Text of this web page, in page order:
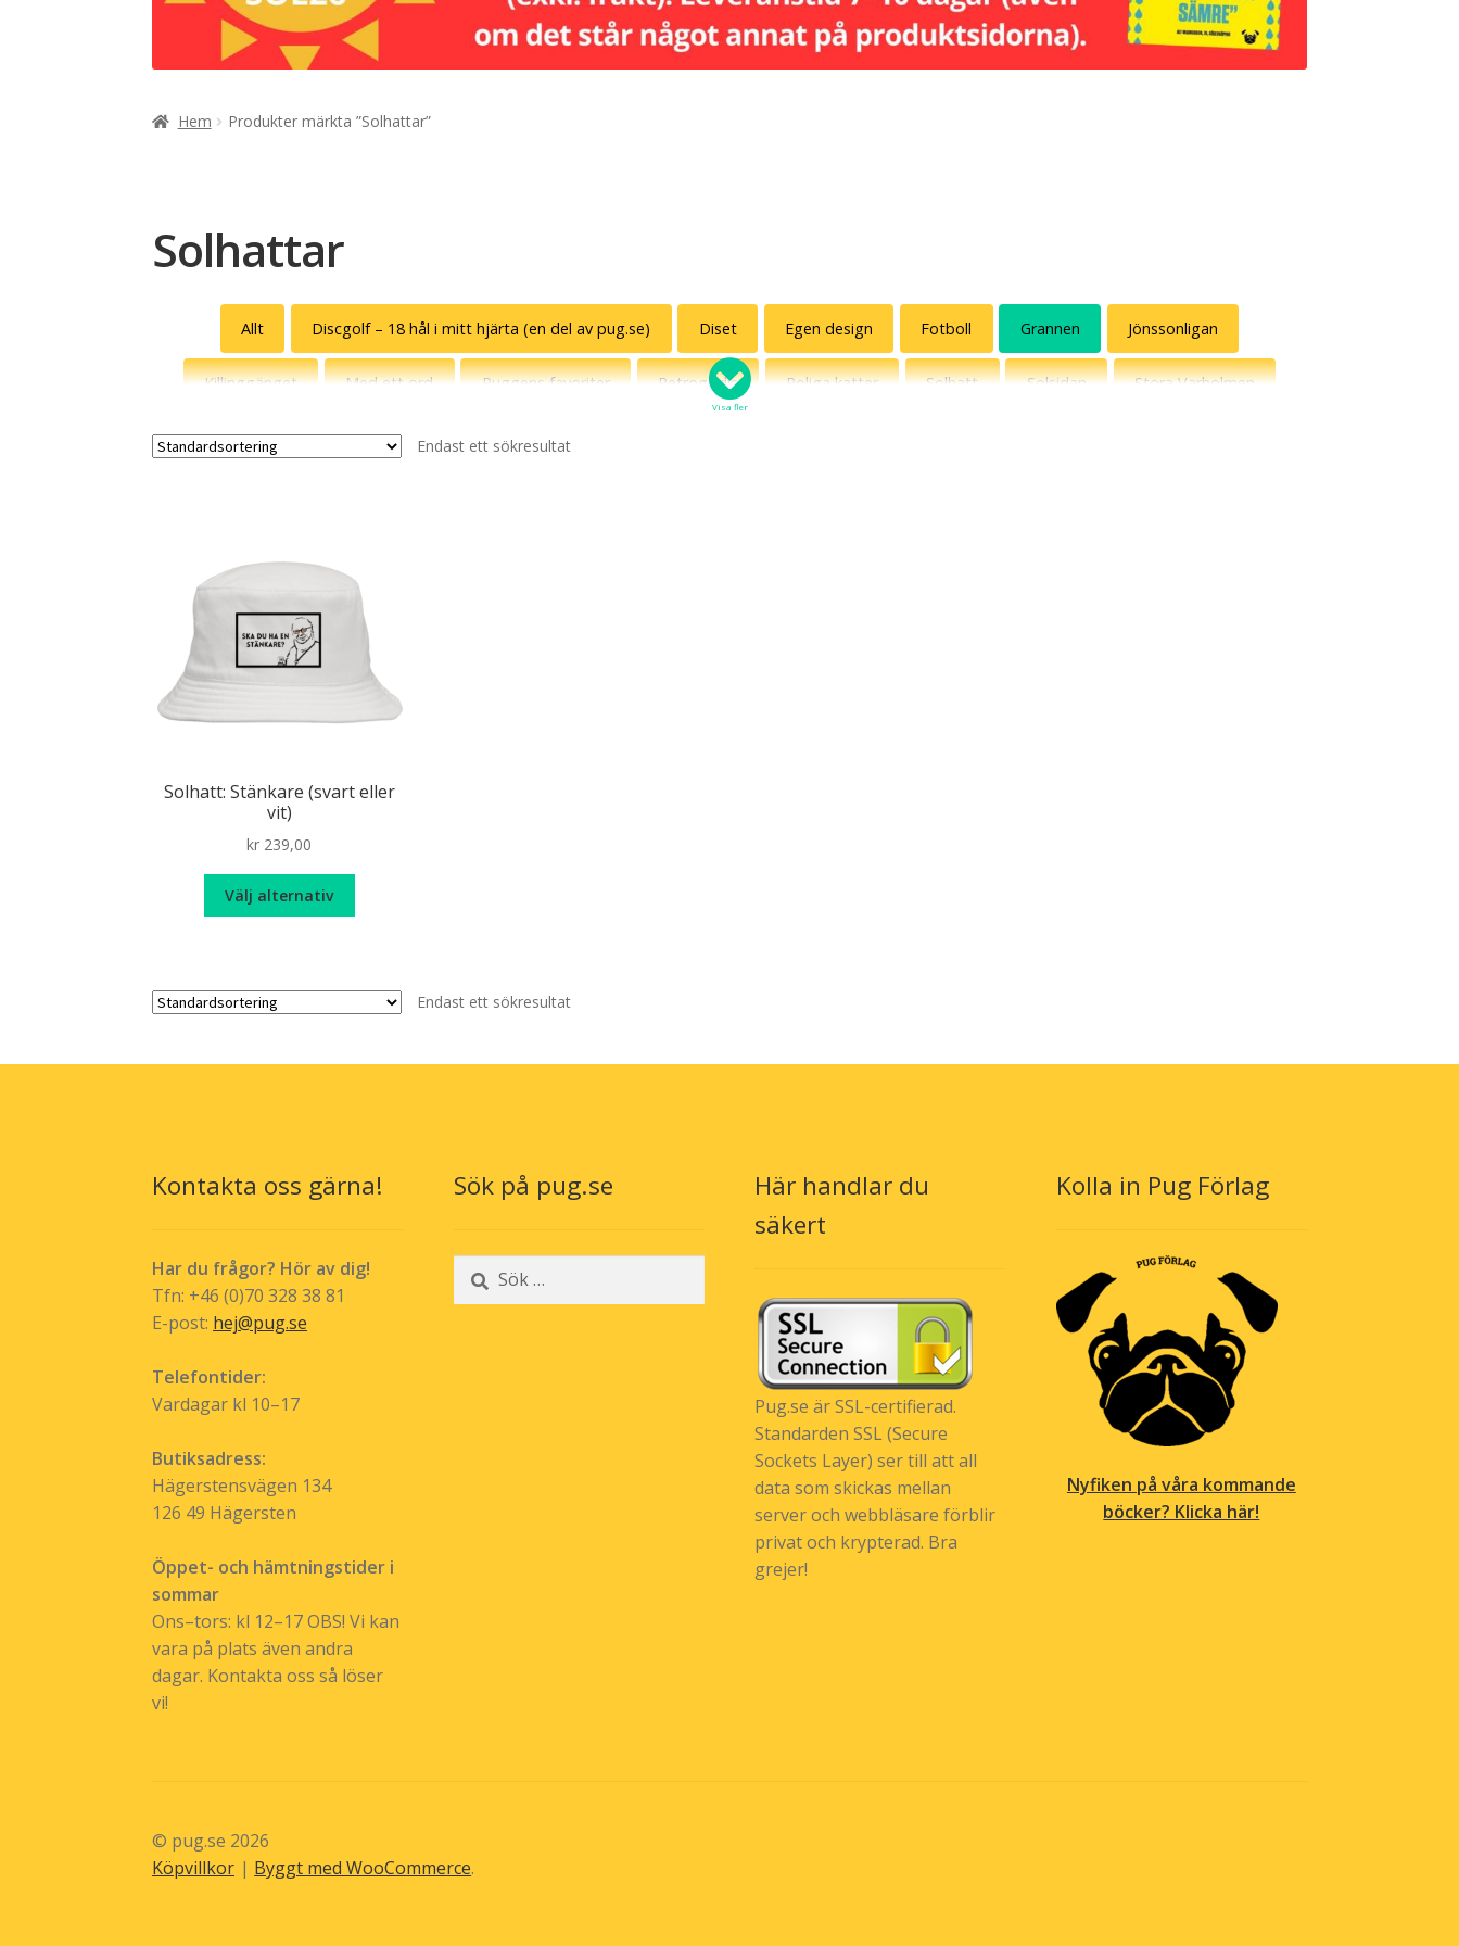
Hem Produkter märkta ”Solhattar”
Solhattar
Allt Discgolf – 18 hål i mitt hjärta (en del av pug.se) Diset Egen design Fotboll Grannen Jönssonligan
Killinggänget Med ett ord Puggens favoriter Retrogodis Roliga katter Solhatt Solsidan Stora Varholmen
Svenska uttryck
Visa fler
Endast ett sökresultat
Solhatt: Stänkare (svart eller
vit)
kr 239,00
Välj alternativ
varianter.Endast ett sökresultat
Kontakta oss gärna!
Har du frågor? Hör av dig!
Tfn: +46 (0)70 328 38 81
E-post: hej@pug.se
Telefontider:
Vardagar kl 10–17
Butiksadress:
Hägerstensvägen 134
126 49 Hägersten
Öppet- och hämtningstider i
sommar
Ons–tors: kl 12–17 OBS! Vi kan
vara på plats även andra
dagar. Kontakta oss så löser
vi!
Sök på pug.se
Sök
efter:
Här handlar du
säkert
Pug.se är SSL-certifierad.
Standarden SSL (Secure
Sockets Layer) ser till att all
data som skickas mellan
server och webbläsare förblir
privat och krypterad. Bra
grejer!
Kolla in Pug Förlag
Nyfiken på våra kommande
böcker? Klicka här!
© pug.se 2026
Köpvillkor
Byggt med WooCommerce.